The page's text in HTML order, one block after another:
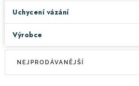
Uchycení vázání
Výrobce
V
Ř
NEJPRODÁVANĚJŠÍ